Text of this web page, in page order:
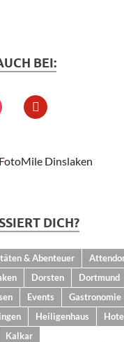
BEI:
DICH?
& Abenteuer
Dorsten Dortmund
Events Gastronomie
Heiligenhaus
Kalkar